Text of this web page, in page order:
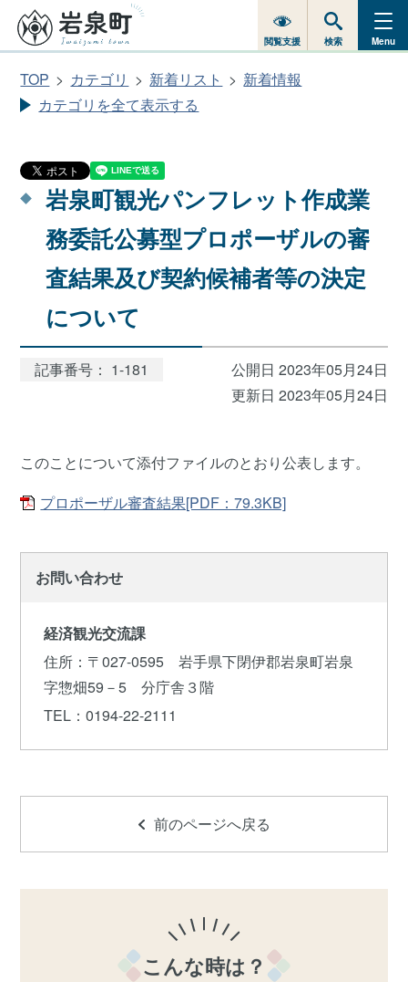
閲覧支援 検索 Menu
TOP カテゴリ 新着リスト
新着情報
カテゴリを全て表示する
岩泉町観光パンフレット作成業
務委託公募型プロポーザルの審
査結果及び契約候補者等の決定
について
記事番号： 1-181
公開日 2023年05月24日
更新日 2023年05月24日
このことについて添付ファイルのとおり公表します。
プロポーザル審査結果[PDF：79.3KB]
お問い合わせ
経済観光交流課
住所 ：〒027-0595 岩手県下閉伊郡岩泉町岩泉
字惣畑59－5 分庁舎３階
TEL ：0194-22-2111
前のページへ戻る
こんな時は？